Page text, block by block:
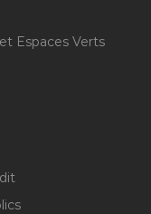
Espaces Verts